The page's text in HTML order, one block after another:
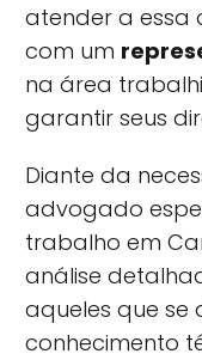
atender a essa
com um
na área
garantir seus
Diante da
advogado
trabalho em
análise
aqueles que
conhecimento